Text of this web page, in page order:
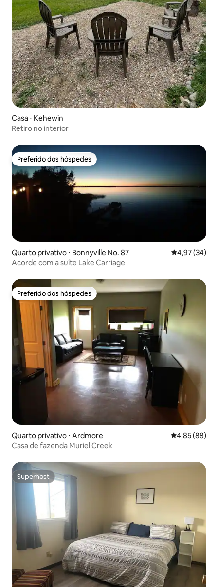
Casa ⋅ Kehewin
Retiro no interior
Preferido dos hóspedes
Preferido dos hóspedes
Quarto privativo ⋅ Bonnyville No. 87 4,97 de uma
4,97 (34)
Acorde com a suíte Lake Carriage
Preferido dos hóspedes
Preferido dos hóspedes
Quarto privativo ⋅ Ardmore 4,85 de uma
4,85 (88)
Casa de fazenda Muriel Creek
Superhost
Superhost